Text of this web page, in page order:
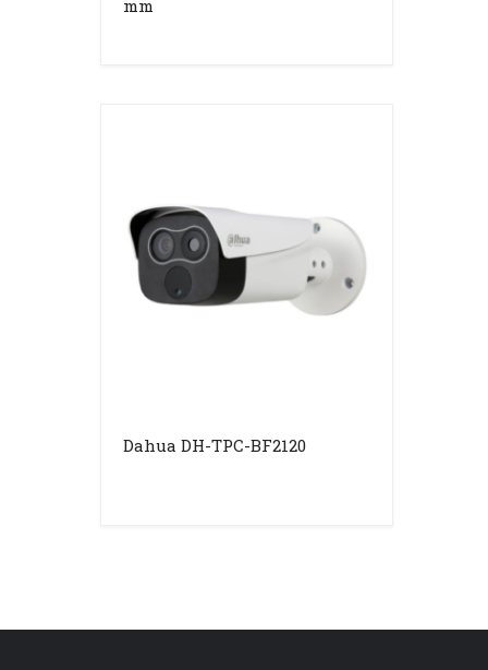
mm
Dahua DH-TPC-BF2120